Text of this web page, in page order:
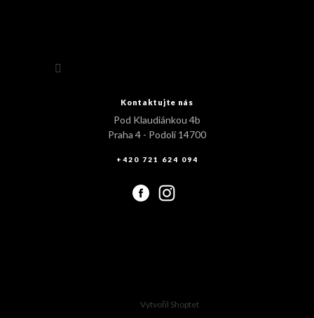
Kontaktujte nás
Pod Klaudiánkou 4b
Praha 4 - Podolí 14700
+420 721 624 094
Vytvořil Shoptet